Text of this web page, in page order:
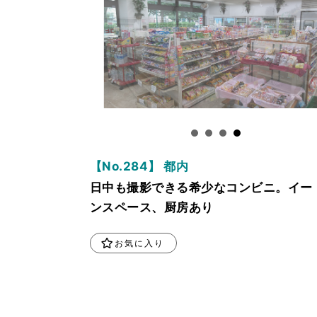
【No.284】 都内
日中も撮影できる希少なコンビニ。イー
ンスペース、厨房あり
お気に入り